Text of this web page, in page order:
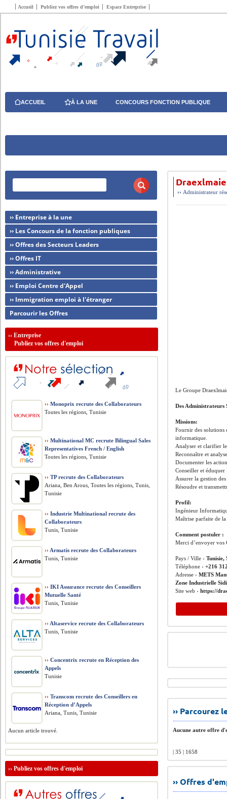
Accueil Publiez vos offres d’emploi Espace Entreprise
ACCUEIL À LA UNE CONCOURS FONCTION PUBLIQUE
›› Administrateur
Le Groupe
Des Administrateurs
Missions:
Fournir des solutions
informatique.
Analyser et clarifier
Reconnaître et
Documenter les
Conseiller et
Assurer la gestion
Résoudre et
Profil:
Ingénieur
Maîtrise parfaite de
Comment postuler :
Merci d’envoyer
Pays / Ville ›Tunisie,
Téléphone ›+216
Adresse ›METS
Zone Industrielle
Site web ›https://
››
Aucune autre offre
| 35 | 1658
›› Offres
›› Entreprise à la une
›› Les Concours de la fonction publiques
›› Offres des Secteurs Leaders
›› Offres IT
›› Administrative
›› Emploi Centre d'Appel
›› Immigration emploi à l'étranger
Parcourir les Offres
››Entreprise
Publiez vos offres d'emploi
›› Monoprix recrute des Collaborateurs
Toutes les régions, Tunisie
›› Multinational MC recrute Bilingual Sales
Representatives French / English
Toutes les régions, Tunisie
›› TP recrute des Collaborateurs
Ariana, Ben Arous, Toutes les régions, Tunis,
Tunisie
›› Industrie Multinational recrute des
Collaborateurs
Tunis, Tunisie
›› Armatis recrute des Collaborateurs
Tunis, Tunisie
›› IKI Assurance recrute des Conseillers
Mutuelle Santé
Tunis, Tunisie
›› Altaservice recrute des Collaborateurs
Tunis, Tunisie
›› Concentrix recrute en Réception des
Appels
Tunisie
›› Transcom recrute des Conseillers en
Réception d’Appels
Ariana, Tunis, Tunisie
Aucun article trouvé.
››Publiez vos offres d'emploi